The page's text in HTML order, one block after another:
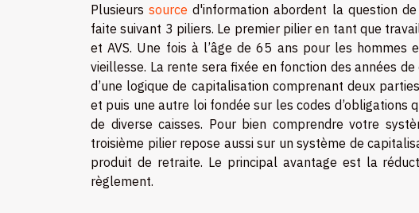
Plusieurssource d'information abordent la question
faite suivant 3 piliers. Le premier pilier en tant que
et AVS. Une fois à l’âge de 65 ans pour les
vieillesse. La rente sera fixée en fonction des années
d’une logique de capitalisation comprenant deux
et puis une autre loi fondée sur les codes d’obligations
de diverse caisses. Pour bien comprendre votre
troisième pilier repose aussi sur un système de
produit de retraite. Le principal avantage est la
règlement.